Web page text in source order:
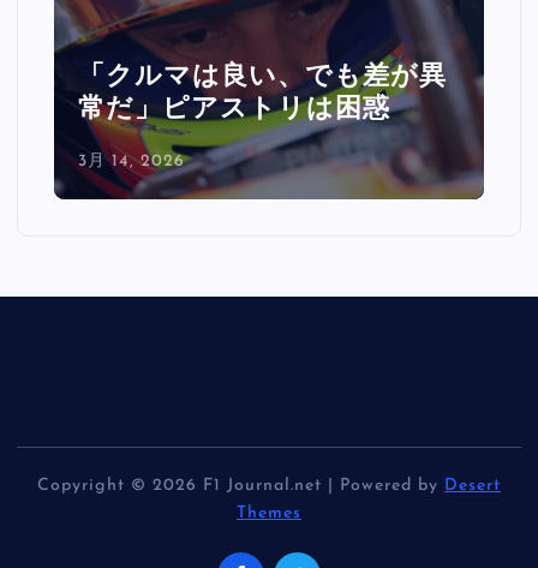
「クルマは良い、でも差が異
常だ」ピアストリは困惑
3月 14, 2026
Copyright © 2026 F1 Journal.net | Powered by Desert
Themes